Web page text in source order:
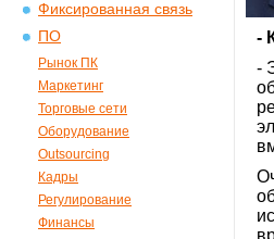
Фиксированная связь
ПО
Рынок ПК
Маркетинг
Торговые сети
Оборудование
Outsourcing
Кадры
Регулирование
Финансы
-
-